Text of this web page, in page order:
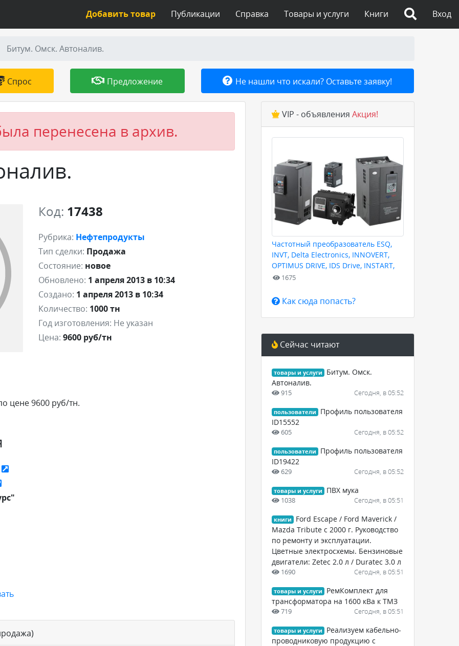
Вход
Книги
Товары и услуги
Справка
Публикации
Добавить товар
Битум. Омск. Автоналив.
Спрос Предложение Не нашли что искали? Оставьте заявку!
перенесена в архив.
Код: 17438
Рубрика: Нефтепродукты
Тип сделки: Продажа
Состояние: новое
Обновлено: 1 апреля 2013 в 10:34
Создано: 1 апреля 2013 в 10:34
Количество: 1000 тн
Год изготовления: Не указан
Цена: 9600 руб/тн
цене 9600 руб/тн.
VIP - объявления Акция!
Частотный преобразователь ESQ,
INVT, Delta Electronics, INNOVERT,
OPTIMUS DRIVE, IDS Drive, INSTART,
HYUNDAI для любых задач
1675
Как сюда попасть?
Сейчас читают
товары и услуги
Битум. Омск.
Автоналив.
915 Сегодня, в 05:52
пользователи
Профиль пользователя
ID15552
605 Сегодня, в 05:52
пользователи
Профиль пользователя
ID19422
629 Сегодня, в 05:52
товары и услуги ПВХ мука
1038 Сегодня, в 05:51
книги
Ford Escape / Ford Maverick /
Mazda Tribute с 2000 г. Руководство
по ремонту и эксплуатации.
Цветные электросхемы. Бензиновые
двигатели: Zetec 2.0 л / Duratec 3.0 л
1690 Сегодня, в 05:51
товары и услуги
РемКомплект для
трансформатора на 1600 кВа к ТМЗ
719 Сегодня, в 05:51
товары и услуги
Реализуем кабельно-
проводниковую продукцию с